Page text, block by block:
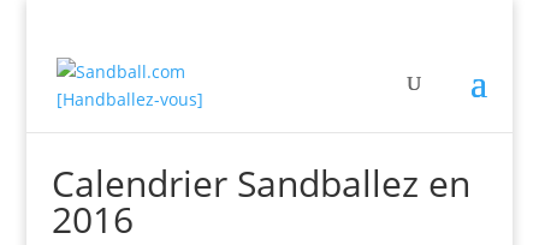
Calendrier Sandballez en
2016